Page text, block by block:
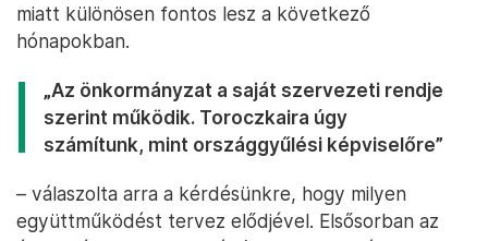
miatt különösen fontos lesz a következő
hónapokban.
„Az önkormányzat a saját szervezeti rendje
szerint működik. Toroczkaira úgy
számítunk, mint országgyűlési képviselőre”
– válaszolta arra a kérdésünkre, hogy milyen
együttműködést tervez elődjével. Elsősorban az